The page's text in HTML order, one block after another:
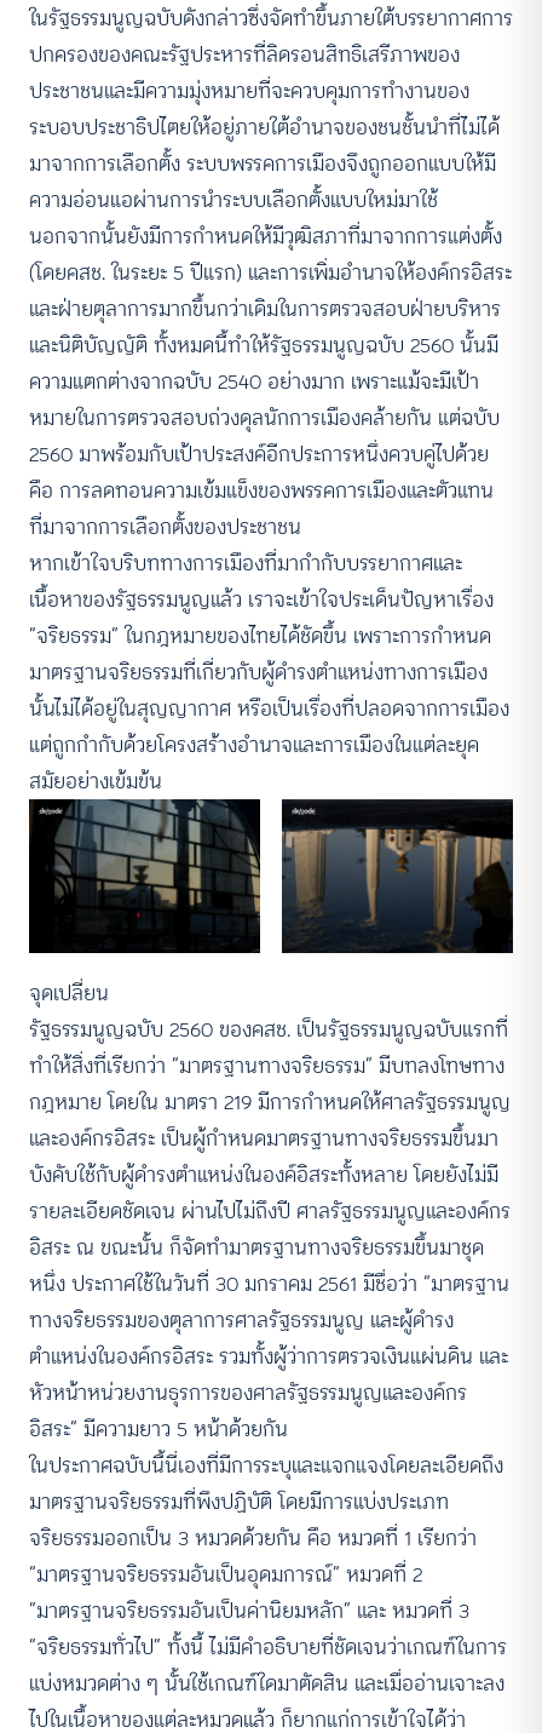
ในรัฐธรรมนูญฉบับดังกล่าวซึ่งจัดทำขึ้นภายใต้บรรยากาศการ
ปกครองของคณะรัฐประหารที่ลิดรอนสิทธิเสรีภาพของ
ประชาชนและมีความมุ่งหมายที่จะควบคุมการทำงานของ
ระบอบประชาธิปไตยให้อยู่ภายใต้อำนาจของชนชั้นนำที่ไม่ได้
มาจากการเลือกตั้ง ระบบพรรคการเมืองจึงถูกออกแบบให้มี
ความอ่อนแอผ่านการนำระบบเลือกตั้งแบบใหม่มาใช้
นอกจากนั้นยังมีการกำหนดให้มีวุฒิสภาที่มาจากการแต่งตั้ง
(โดยคสช. ในระยะ 5 ปีแรก) และการเพิ่มอำนาจให้องค์กรอิสระ
และฝ่ายตุลาการมากขึ้นกว่าเดิมในการตรวจสอบฝ่ายบริหาร
และนิติบัญญัติ ทั้งหมดนี้ทำให้รัฐธรรมนูญฉบับ 2560 นั้นมี
ความแตกต่างจากฉบับ 2540 อย่างมาก เพราะแม้จะมีเป้า
หมายในการตรวจสอบถ่วงดุลนักการเมืองคล้ายกัน แต่ฉบับ
2560 มาพร้อมกับเป้าประสงค์อีกประการหนึ่งควบคู่ไปด้วย
คือ การลดทอนความเข้มแข็งของพรรคการเมืองและตัวแทน
ที่มาจากการเลือกตั้งของประชาชน
หากเข้าใจบริบททางการเมืองที่มากำกับบรรยากาศและ
เนื้อหาของรัฐธรรมนูญแล้ว เราจะเข้าใจประเด็นปัญหาเรื่อง
“จริยธรรม” ในกฎหมายของไทยได้ชัดขึ้น เพราะการกำหนด
มาตรฐานจริยธรรมที่เกี่ยวกับผู้ดำรงตำแหน่งทางการเมือง
นั้นไม่ได้อยู่ในสุญญากาศ หรือเป็นเรื่องที่ปลอดจากการเมือง
แต่ถูกกำกับด้วยโครงสร้างอำนาจและการเมืองในแต่ละยุค
สมัยอย่างเข้มข้น
จุดเปลี่ยน
รัฐธรรมนูญฉบับ 2560 ของคสช. เป็นรัฐธรรมนูญฉบับแรกที่
ทำให้สิ่งที่เรียกว่า “มาตรฐานทางจริยธรรม” มีบทลงโทษทาง
กฎหมาย โดยใน มาตรา 219 มีการกำหนดให้ศาลรัฐธรรมนูญ
และองค์กรอิสระ เป็นผู้กำหนดมาตรฐานทางจริยธรรมขึ้นมา
บังคับใช้กับผู้ดำรงตำแหน่งในองค์อิสระทั้งหลาย โดยยังไม่มี
รายละเอียดชัดเจน ผ่านไปไม่ถึงปี ศาลรัฐธรรมนูญและองค์กร
อิสระ ณ ขณะนั้น ก็จัดทำมาตรฐานทางจริยธรรมขึ้นมาชุด
หนึ่ง ประกาศใช้ในวันที่ 30 มกราคม 2561 มีชื่อว่า “มาตรฐาน
ทางจริยธรรมของตุลาการศาลรัฐธรรมนูญ และผู้ดำรง
ตำแหน่งในองค์กรอิสระ รวมทั้งผู้ว่าการตรวจเงินแผ่นดิน และ
หัวหน้าหน่วยงานธุรการของศาลรัฐธรรมนูญและองค์กร
อิสระ” มีความยาว 5 หน้าด้วยกัน
ในประกาศฉบับนี้นี่เองที่มีการระบุและแจกแจงโดยละเอียดถึง
มาตรฐานจริยธรรมที่พึงปฏิบัติ โดยมีการแบ่งประเภท
จริยธรรมออกเป็น 3 หมวดด้วยกัน คือ หมวดที่ 1 เรียกว่า
“มาตรฐานจริยธรรมอันเป็นอุดมการณ์” หมวดที่ 2
“มาตรฐานจริยธรรมอันเป็นค่านิยมหลัก” และ หมวดที่ 3
“จริยธรรมทั่วไป” ทั้งนี้ ไม่มีคำอธิบายที่ชัดเจนว่าเกณฑ์ในการ
แบ่งหมวดต่าง ๆ นั้นใช้เกณฑ์ใดมาตัดสิน และเมื่ออ่านเจาะลง
ไปในเนื้อหาของแต่ละหมวดแล้ว ก็ยากแก่การเข้าใจได้ว่า